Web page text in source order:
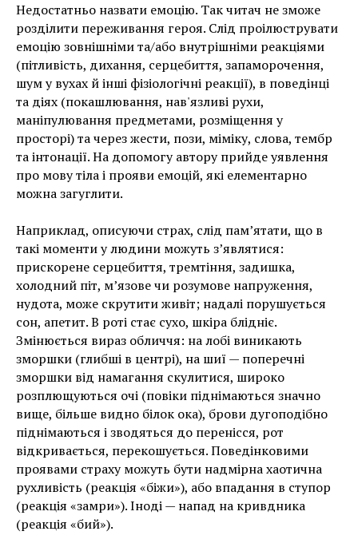
Недостатньо назвати емоцію. Так читач не зможе
розділити переживання героя. Слід проілюструвати
емоцію зовнішніми та/або внутрішніми реакціями
(пітливість, дихання, серцебиття, запаморочення,
шум у вухах й інші фізіологічні реакції), в поведінці
та діях (покашлювання, нав'язливі рухи,
маніпулювання предметами, розміщення у
просторі) та через жести, пози, міміку, слова, тембр
та інтонації. На допомогу автору прийде уявлення
про мову тіла і прояви емоцій, які елементарно
можна загуглити.
Наприклад, описуючи страх, слід пам’ятати, що в
такі моменти у людини можуть з’являтися:
прискорене серцебиття, тремтіння, задишка,
холодний піт, м’язове чи розумове напруження,
нудота, може скрутити живіт; надалі порушується
сон, апетит. В роті стає сухо, шкіра блідніє.
Змінюється вираз обличчя: на лобі виникають
зморшки (глибші в центрі), на шиї — поперечні
зморшки від намагання скулитися, широко
розплющуються очі (повіки піднімаються значно
вище, більше видно білок ока), брови дугоподібно
піднімаються і зводяться до перенісся, рот
відкривається, перекошується. Поведінковими
проявами страху можуть бути надмірна хаотична
рухливість (реакція «біжи»), або впадання в ступор
(реакція «замри»). Іноді — напад на кривдника
(реакція «бий»).